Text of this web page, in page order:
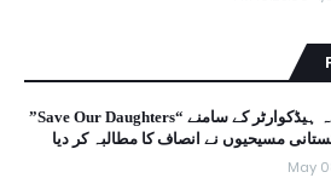
اقوام متحدہ ہیڈکوارٹر کے سامنے “Save Our Daughters”
مسیحیوں نے انصاف کا مطالبہ کر دیا
May